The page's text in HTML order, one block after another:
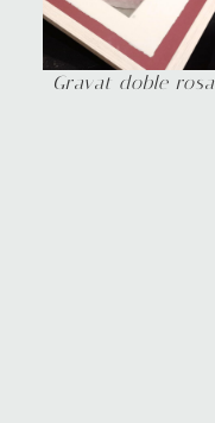
Gravat doble rosa